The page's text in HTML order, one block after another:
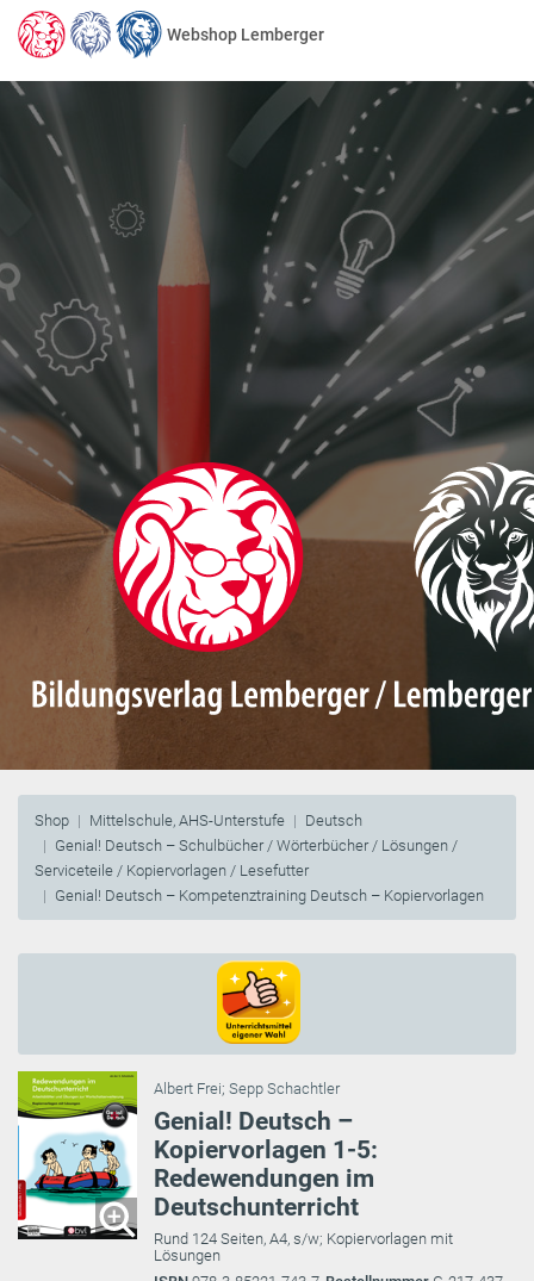
Webshop Lemberger
Shop Mittelschule, AHS-Unterstufe
Deutsch
Genial! Deutsch – Schulbücher / Wörterbücher / Lösungen /
Serviceteile / Kopiervorlagen / Lesefutter
Genial! Deutsch – Kompetenztraining Deutsch – Kopiervorlagen
Albert Frei; Sepp Schachtler
Genial! Deutsch –
Kopiervorlagen 1-5:
Redewendungen im
Deutschunterricht
Rund 124 Seiten, A4, s/w; Kopiervorlagen mit
Lösungen